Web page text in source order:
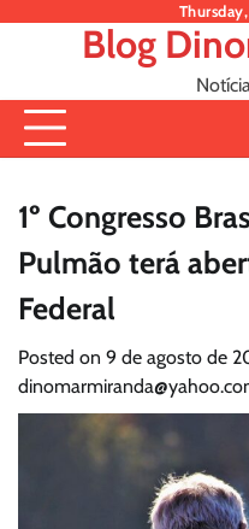
Blog
1º Congresso
Pulmão terá
Federal
Posted on 9 de agosto de